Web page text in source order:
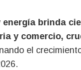
brinda
y comercio,
el